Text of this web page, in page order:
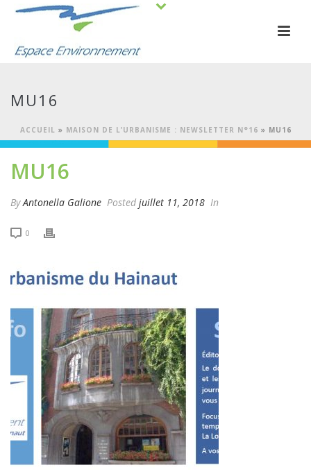
MU16
ACCUEIL » MAISON DE L’URBANISME : NEWSLETTER N°16 » MU16
MU16
ByAntonella Galione Posted juillet 11, 2018 In
0